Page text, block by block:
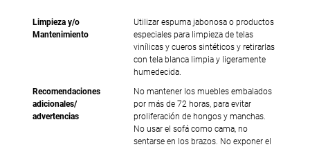
Limpieza y/o
Mantenimiento
Utilizar espuma jabonosa o productos
especiales para limpieza de telas
vinílicas y cueros sintéticos y retirarlas
con tela blanca limpia y ligeramente
humedecida.
Recomendaciones
adicionales/
advertencias
No mantener los muebles embalados
por más de 72 horas, para evitar
proliferación de hongos y manchas.
No usar el sofá como cama, no
sentarse en los brazos. No exponer el